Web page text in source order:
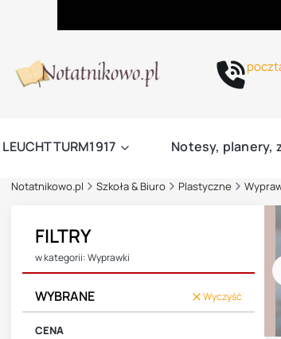
LEUCHTTURM1917 Notesy, planery,
Notatnikowo.pl Szkoła & Biuro Plastyczne
FILTRY
w kategorii: Wyprawki
WYBRANE Wyczyść
CENA